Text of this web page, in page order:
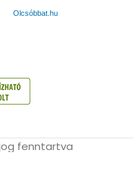
Olcsóbbat.hu
fenntartva